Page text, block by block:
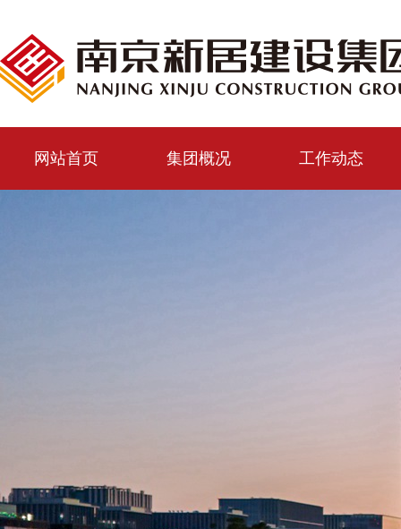
网站首页 集团概况 工作动态